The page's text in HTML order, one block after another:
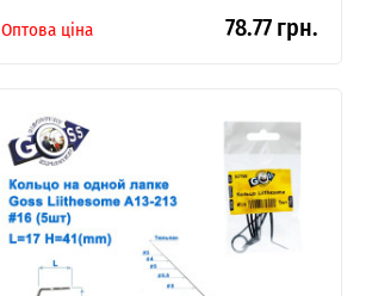
Оптова ціна
78.77 грн.